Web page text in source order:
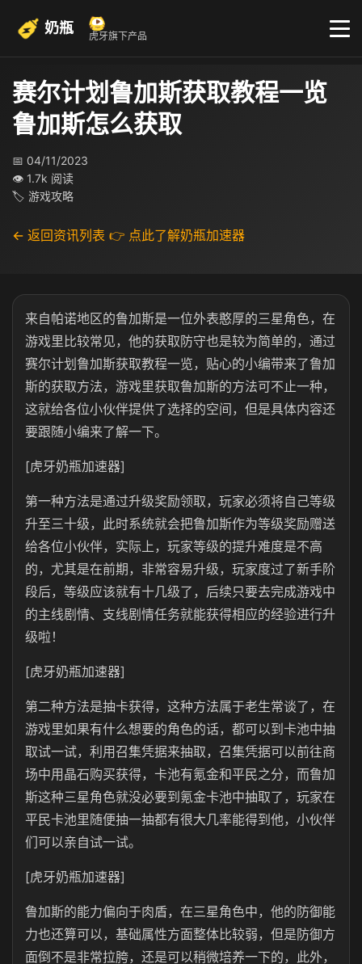
奶瓶 虎牙旗下产品
赛尔计划鲁加斯获取教程一览
鲁加斯怎么获取
📅 04/11/2023
👁 1.7k 阅读
🏷 游戏攻略
← 返回资讯列表 👉 点此了解奶瓶加速器
来自帕诺地区的鲁加斯是一位外表憨厚的三星角色，在
游戏里比较常见，他的获取防守也是较为简单的，通过
赛尔计划鲁加斯获取教程一览，贴心的小编带来了鲁加
斯的获取方法，游戏里获取鲁加斯的方法可不止一种，
这就给各位小伙伴提供了选择的空间，但是具体内容还
要跟随小编来了解一下。
[虎牙奶瓶加速器]
第一种方法是通过升级奖励领取，玩家必须将自己等级
升至三十级，此时系统就会把鲁加斯作为等级奖励赠送
给各位小伙伴，实际上，玩家等级的提升难度是不高
的，尤其是在前期，非常容易升级，玩家度过了新手阶
段后，等级应该就有十几级了，后续只要去完成游戏中
的主线剧情、支线剧情任务就能获得相应的经验进行升
级啦！
[虎牙奶瓶加速器]
第二种方法是抽卡获得，这种方法属于老生常谈了，在
游戏里如果有什么想要的角色的话，都可以到卡池中抽
取试一试，利用召集凭据来抽取，召集凭据可以前往商
场中用晶石购买获得，卡池有氪金和平民之分，而鲁加
斯这种三星角色就没必要到氪金卡池中抽取了，玩家在
平民卡池里随便抽一抽都有很大几率能得到他，小伙伴
们可以亲自试一试。
[虎牙奶瓶加速器]
鲁加斯的能力偏向于肉盾，在三星角色中，他的防御能
力也还算可以，基础属性方面整体比较弱，但是防御方
面倒不是非常拉胯，还是可以稍微培养一下的，此外，